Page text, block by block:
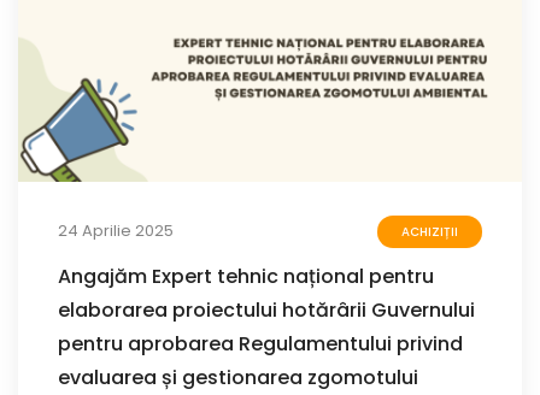
24 Aprilie 2025 ACHIZIȚII
Angajăm Expert tehnic național pentru
elaborarea proiectului hotărârii Guvernului
pentru aprobarea Regulamentului privind
evaluarea și gestionarea zgomotului